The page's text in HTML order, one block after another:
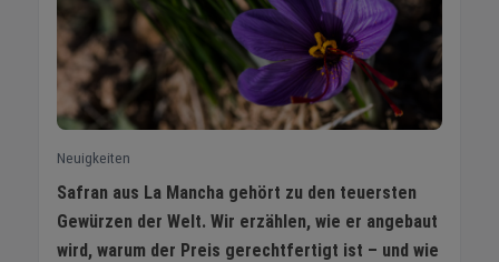
Neuigkeiten
Safran aus La Mancha gehört zu den teuersten
Gewürzen der Welt. Wir erzählen, wie er angebaut
wird, warum der Preis gerechtfertigt ist – und wie